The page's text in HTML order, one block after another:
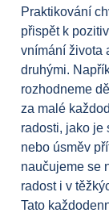
Praktikování
přispět k
vnímání života
druhými.
rozhodneme
za malé
radosti, jako je
nebo úsměv
naučujeme se
radost i v
Tato